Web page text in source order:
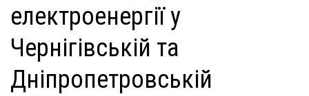
електроенергії у
Чернігівській та
Дніпропетровській